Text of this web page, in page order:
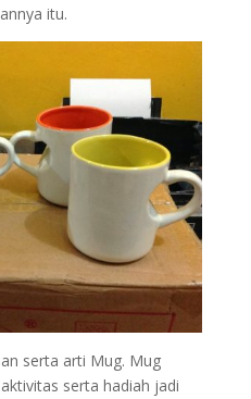
itu.
serta arti Mug. Mug
serta hadiah jadi